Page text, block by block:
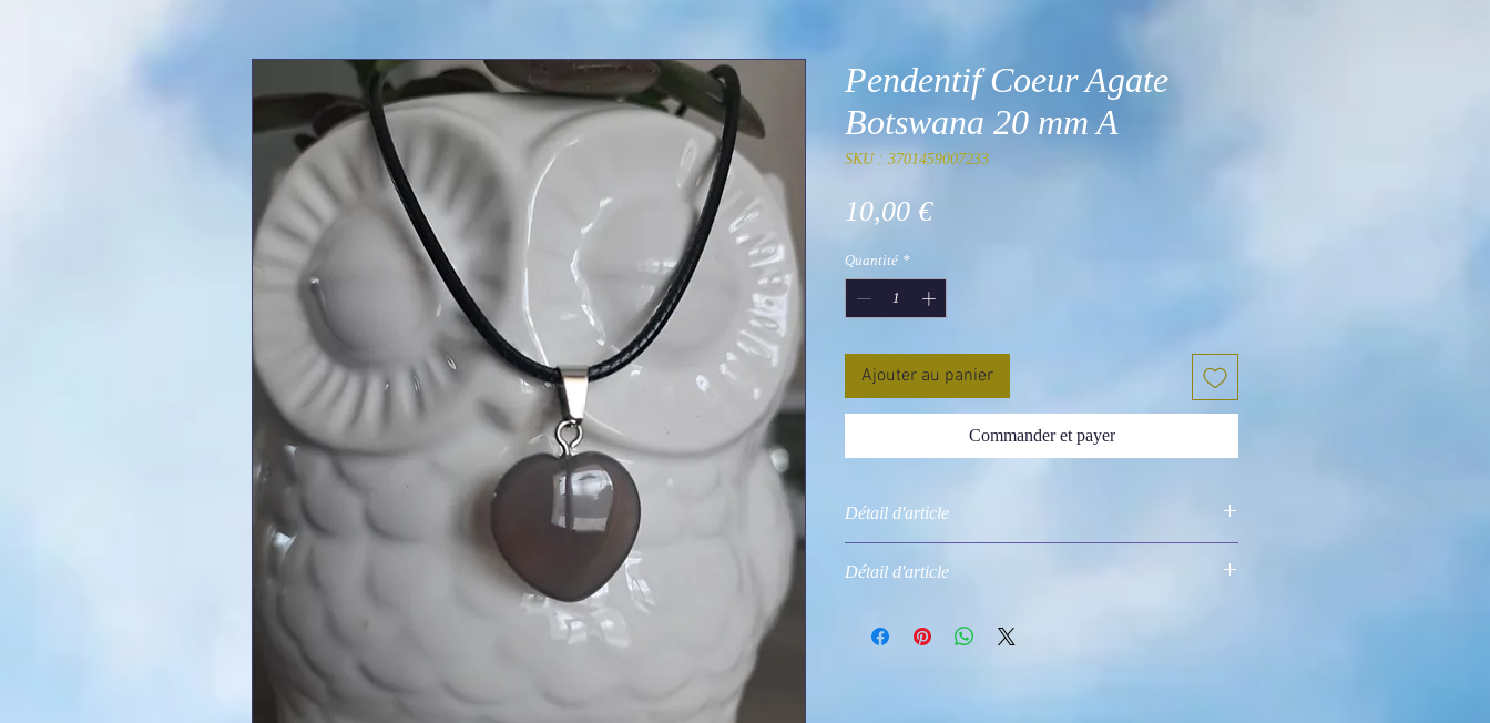
Pendentif Coeur Agate
Botswana 20 mm A
SKU : 3701459007233
10,00 €Prix
Quantité *
Ajouter au panier
Commander et payer
Détail d'article
Détail d'article